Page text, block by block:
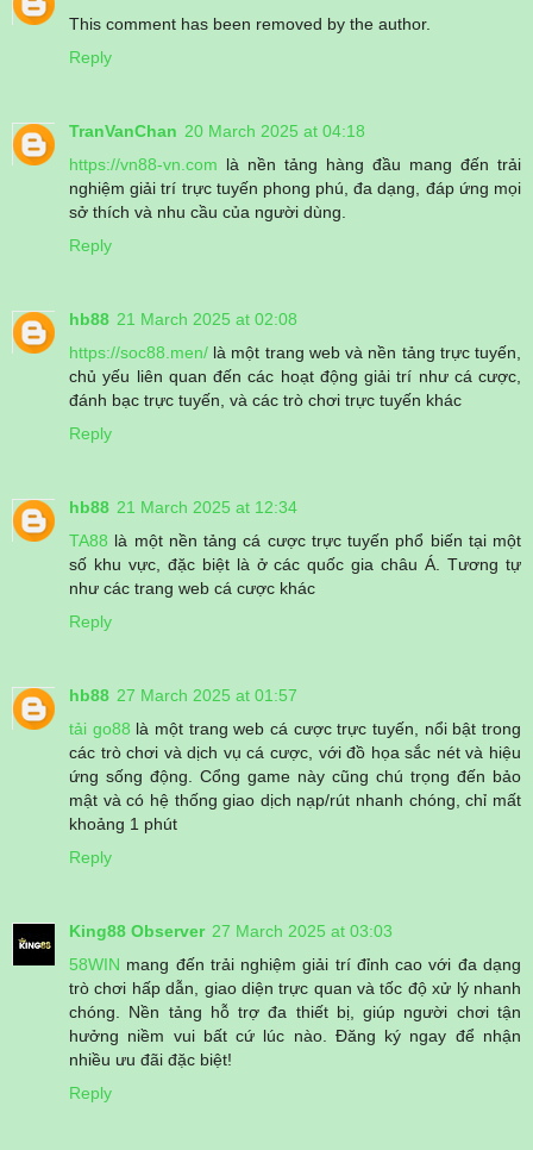
This comment has been removed by the author.
Reply
TranVanChan 20 March 2025 at 04:18
https://vn88-vn.com là nền tảng hàng đầu mang đến trải
nghiệm giải trí trực tuyến phong phú, đa dạng, đáp ứng mọi
sở thích và nhu cầu của người dùng.
Reply
hb88 21 March 2025 at 02:08
https://soc88.men/ là một trang web và nền tảng trực tuyến,
chủ yếu liên quan đến các hoạt động giải trí như cá cược,
đánh bạc trực tuyến, và các trò chơi trực tuyến khác
Reply
hb88 21 March 2025 at 12:34
TA88 là một nền tảng cá cược trực tuyến phổ biến tại một
số khu vực, đặc biệt là ở các quốc gia châu Á. Tương tự
như các trang web cá cược khác
Reply
hb88 27 March 2025 at 01:57
tải go88 là một trang web cá cược trực tuyến, nổi bật trong
các trò chơi và dịch vụ cá cược, với đồ họa sắc nét và hiệu
ứng sống động. Cổng game này cũng chú trọng đến bảo
mật và có hệ thống giao dịch nạp/rút nhanh chóng, chỉ mất
khoảng 1 phút
Reply
King88 Observer 27 March 2025 at 03:03
58WIN mang đến trải nghiệm giải trí đỉnh cao với đa dạng
trò chơi hấp dẫn, giao diện trực quan và tốc độ xử lý nhanh
chóng. Nền tảng hỗ trợ đa thiết bị, giúp người chơi tận
hưởng niềm vui bất cứ lúc nào. Đăng ký ngay để nhận
nhiều ưu đãi đặc biệt!
Reply